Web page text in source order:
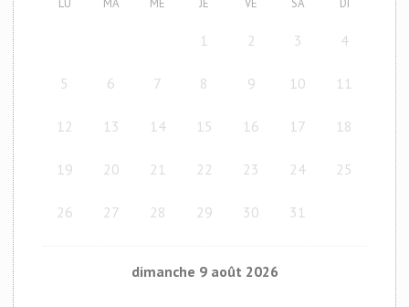
LU MA ME JE VE SA DI
1 2 3 4
5 6 7 8 9 10 11
12 13 14 15 16 17 18
19 20 21 22 23 24 25
26 27 28 29 30 31
dimanche 9 août 2026